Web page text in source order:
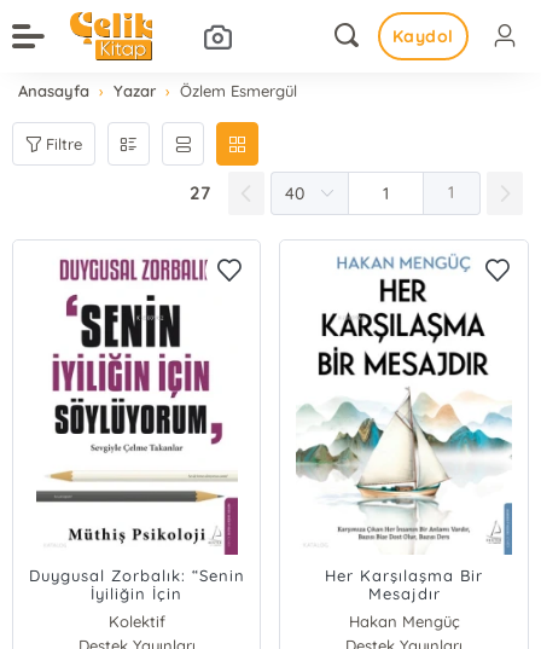
Kaydol
Anasayfa Yazar Özlem Esmergül
Filtre
27 1
Duygusal Zorbalık: “Senin
İyiliğin İçin
Söylüyorum”;Sevgiyle
Çelme Takanlar
Kolektif
Her Karşılaşma Bir
Mesajdır
Hakan Mengüç